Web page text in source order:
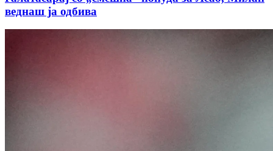
веднаш ја одбива